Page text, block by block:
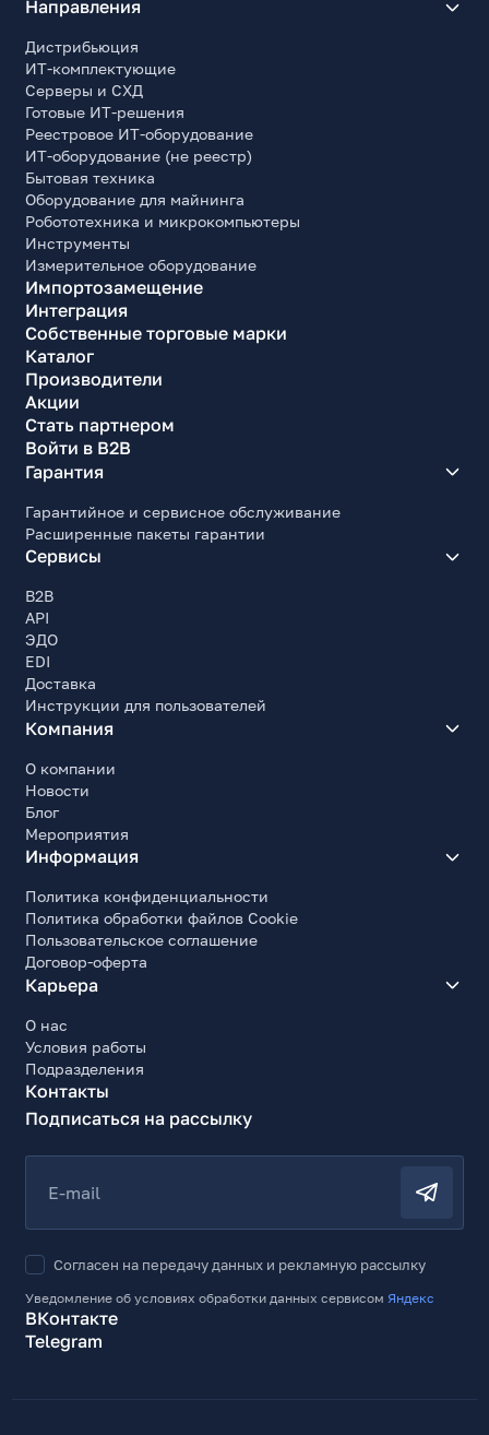
Направления
Дистрибьюция
ИТ-комплектующие
Серверы и СХД
Готовые ИТ-решения
Реестровое ИТ-оборудование
ИТ-оборудование (не реестр)
Бытовая техника
Оборудование для майнинга
Робототехника и микрокомпьютеры
Инструменты
Измерительное оборудование
Импортозамещение
Интеграция
Собственные торговые марки
Каталог
Производители
Акции
Стать партнером
Войти в B2B
Гарантия
Гарантийное и сервисное обслуживание
Расширенные пакеты гарантии
Сервисы
B2B
API
ЭДО
EDI
Доставка
Инструкции для пользователей
Компания
О компании
Новости
Блог
Мероприятия
Информация
Политика конфиденциальности
Политика обработки файлов Cookie
Пользовательское соглашение
Договор-оферта
Карьера
О нас
Условия работы
Подразделения
Контакты
Подписаться на рассылку
E-mail
Согласен на передачу данных и рекламную рассылку
Уведомление об условиях обработки данных сервисом Яндекс
ВКонтакте
Telegram